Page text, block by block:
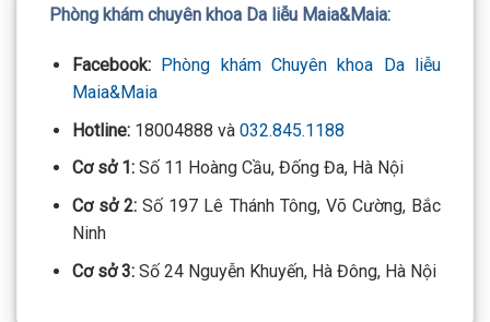
Phòng khám chuyên khoa Da liễu Maia&Maia:
Facebook:
Phòng khám Chuyên khoa Da liễu
Maia&Maia
Hotline:18004888 và 032.845.1188
Cơ sở 1: Số 11 Hoàng Cầu, Đống Đa, Hà Nội
Cơ sở 2: Số 197 Lê Thánh Tông, Võ Cường, Bắc
Ninh
Cơ sở 3:Số 24 Nguyễn Khuyến, Hà Đông, Hà Nội